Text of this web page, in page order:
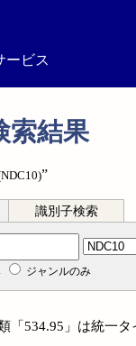
ービス
索結果
”
識別子検索
ジャンルのみ
「534.95」は統一